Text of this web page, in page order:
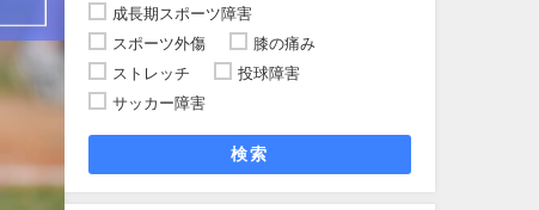
成長期スポーツ障害
スポーツ外傷
膝の痛み
ストレッチ
投球障害
サッカー障害
検索